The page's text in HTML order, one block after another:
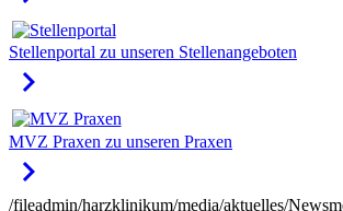
Stellenportal zu unseren Stellenangeboten
keyboard_arrow_right
MVZ Praxen zu unseren Praxen
keyboard_arrow_right
/fileadmin/harzklinikum/media/aktuelles/